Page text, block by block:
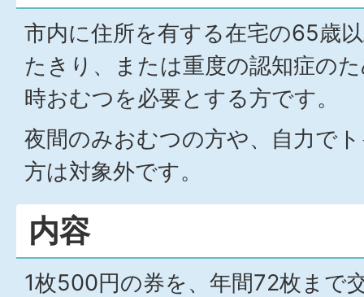
市内に住所を有する在宅の65歳
たきり、または重度の認知症の
時おむつを必要とする方です。
夜間のみおむつの方や、自力で
方は対象外です。
内容
1枚500円の券を、年間72枚まで